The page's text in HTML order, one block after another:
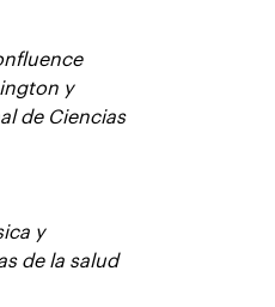
y
de Ciencias
y
de la salud